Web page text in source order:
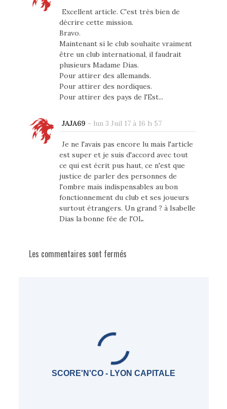
Excellent article. C'est très bien de
décrire cette mission.
Bravo.
Maintenant si le club souhaite vraiment
être un club international, il faudrait
plusieurs Madame Dias.
Pour attirer des allemands.
Pour attirer des nordiques.
Pour attirer des pays de l'Est...
JAJA69 - lun 3 Juil 17 à 16 h 57
Je ne l'avais pas encore lu mais l'article
est super et je suis d'accord avec tout
ce qui est écrit pus haut, ce n'est que
justice de parler des personnes de
l'ombre mais indispensables au bon
fonctionnement du club et ses joueurs
surtout étrangers. Un grand ? à Isabelle
Dias la bonne fée de l'OL.
Les commentaires sont fermés
SCORE'N'CO - LYON CAPITALE